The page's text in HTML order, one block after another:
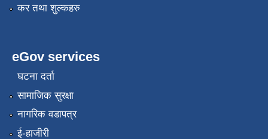
कर तथा शुल्कहरु
eGov services
घटना दर्ता
सामाजिक सुरक्षा
नागरिक वडापत्र
ई-हाजीरी